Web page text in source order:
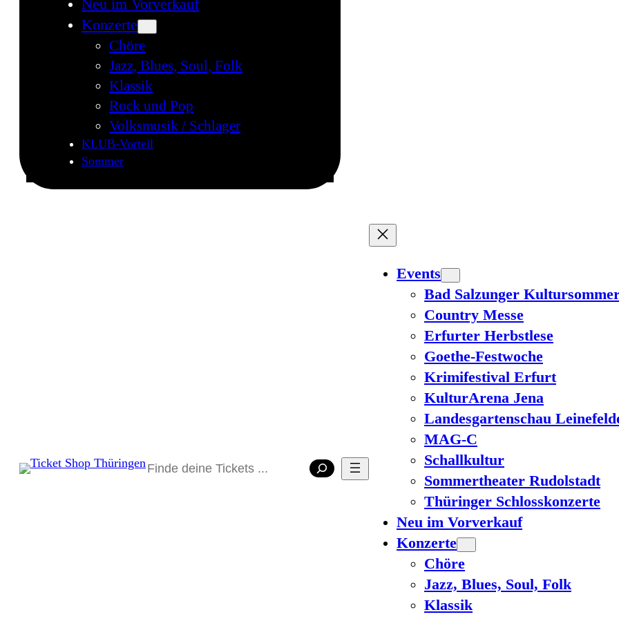
Neu im Vorverkauf
Konzerte
Chöre
Jazz, Blues, Soul, Folk
Klassik
Rock und Pop
Volksmusik / Schlager
KLUB-Vorteil
Sommer
Suchen
Events
Bad Salzunger
Country Messe
Erfurter Herbstlese
Goethe-Festwoche
Krimifestival Erfurt
KulturArena Jena
Landesgartenschau
MAG-C
Schallkultur
Sommertheater Rudolstadt
Thüringer Schlosskonzerte
Neu im Vorverkauf
Konzerte
Chöre
Jazz, Blues, Soul, Folk
Klassik